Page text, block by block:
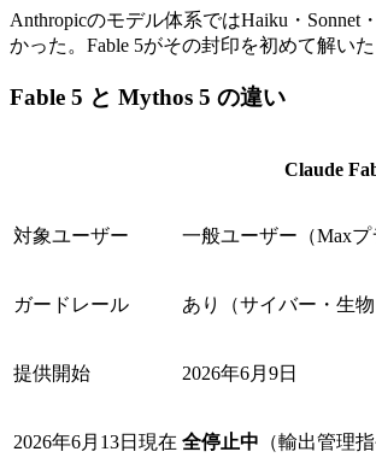
Anthropicのモデル体系ではHaiku・
かった。Fable 5がその封印を初めて解い
Fable 5 と Mythos 5 の違い
Claude
対象ユーザー 一般ユーザー（Maxプ
ガードレール あり（サイバー・生物
提供開始 2026年6月9日
2026年6月13日現在 全停止中 （輸出管理指